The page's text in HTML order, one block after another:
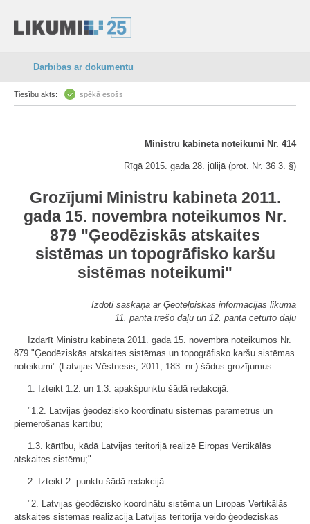
Darbības ar dokumentu
Tiesību akts: spēkā esošs
Ministru kabineta noteikumi Nr. 414
Rīgā 2015. gada 28. jūlijā (prot. Nr. 36 3. §)
Grozījumi Ministru kabineta 2011.
gada 15. novembra noteikumos Nr.
879 "Ģeodēziskās atskaites
sistēmas un topogrāfisko karšu
sistēmas noteikumi"
Izdoti saskaņā ar Ģeotelpiskās informācijas likuma
11. panta trešo daļu un 12. panta ceturto daļu
Izdarīt Ministru kabineta 2011. gada 15. novembra noteikumos Nr.
879 "Ģeodēziskās atskaites sistēmas un topogrāfisko karšu sistēmas
noteikumi" (Latvijas Vēstnesis, 2011, 183. nr.) šādus grozījumus:
1. Izteikt 1.2. un 1.3. apakšpunktu šādā redakcijā:
"1.2. Latvijas ģeodēzisko koordinātu sistēmas parametrus un
piemērošanas kārtību;
1.3. kārtību, kādā Latvijas teritorijā realizē Eiropas Vertikālās
atskaites sistēmu;".
2. Izteikt 2. punktu šādā redakcijā:
"2. Latvijas ģeodēzisko koordinātu sistēma un Eiropas Vertikālās
atskaites sistēmas realizācija Latvijas teritorijā veido ģeodēziskās